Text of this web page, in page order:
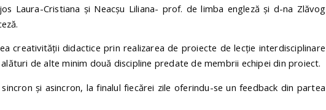
Laura-Cristiana și Neacșu Liliana- prof. de limba engleză și d-na Zlăvog
creativității didactice prin realizarea de proiecte de lecție interdisciplinare
de alte minim două discipline predate de membrii echipei din proiect.
și asincron, la finalul fiecărei zile oferindu-se un feedback din partea